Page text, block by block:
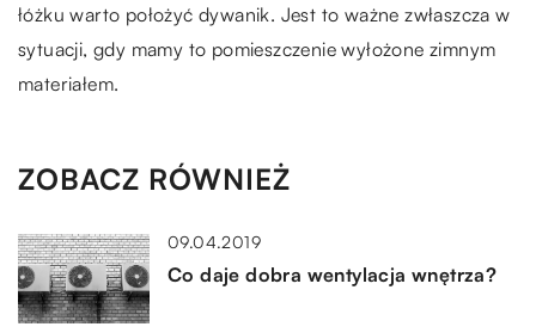
łóżku warto położyć dywanik. Jest to ważne zwłaszcza w
sytuacji, gdy mamy to pomieszczenie wyłożone zimnym
materiałem.
ZOBACZ RÓWNIEŻ
09.04.2019
Co daje dobra wentylacja wnętrza?